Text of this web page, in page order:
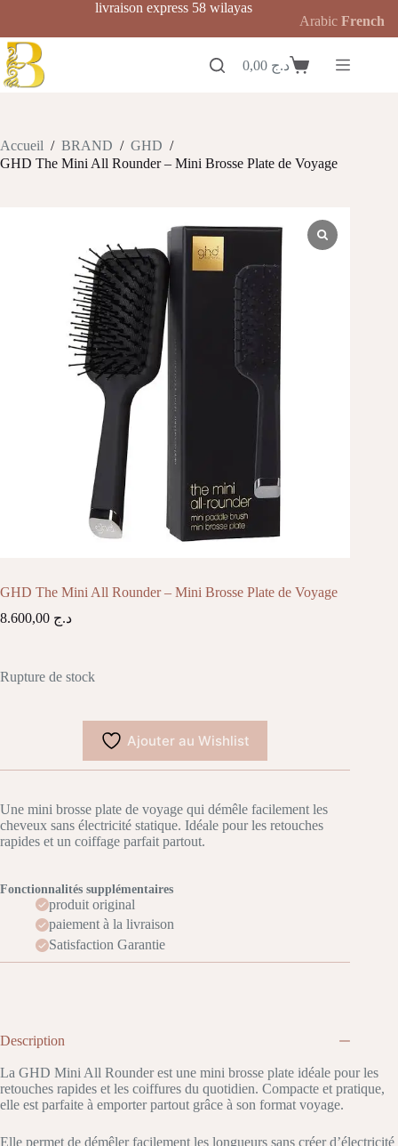
contenu
livraison express 58 wilayas
Panierد.ج
Accueil / BRAND / GHD /
GHD The Mini All Rounder – Mini Brosse Plate de Voyage
GHD The Mini All Rounder – Mini Brosse Plate de Voyage
د.ج
Rupture de stock
Ajouter au Wishlist
Une mini brosse plate de voyage qui démêle facilement les
cheveux sans électricité statique. Idéale pour les retouches
rapides et un coiffage parfait partout.
Fonctionnalités supplémentaires
produit original
paiement à la livraison
Satisfaction Garantie
Description
La GHD Mini All Rounder est une mini brosse plate idéale pour les
retouches rapides et les coiffures du quotidien. Compacte et pratique,
elle est parfaite à emporter partout grâce à son format voyage.
Elle permet de démêler facilement les longueurs sans créer d’électricité
Arabic French